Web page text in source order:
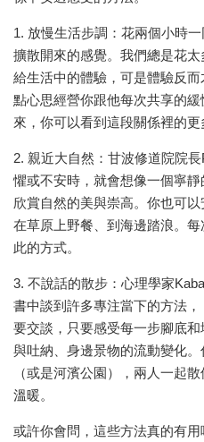
1. 放慢生活步調：花兩個小時
擴散開來的感覺。我們總是花
給生活中的體驗，可是體驗反
點心思經營你跟他每次共享的
來，你可以看到這段關係裡的更
2. 親近大自然：甘波修道院院
懼或不安時，就會想像一個寧
欣賞自然的美與崇高。你也可
在草原上野餐、到海邊踏浪。
此的方式。
3. 不說話的散步：心理學家
書中談到許多專注當下的方法
要交談，只要感受每一步腳底
與吐納、身邊景物的流動變化
（或是河濱公園），兩人一起
溫暖。
或許你會問，這些方法真的有